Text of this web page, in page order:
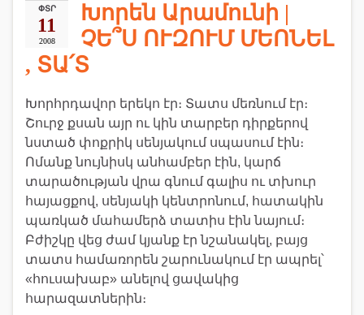
ՓՏՐ
11
2008
Խորեն Արամունի |
ՉԵ՞Ս ՈՒԶՈՒՄ ՄԵՈՆԵԼ
, ՏԱ՛Տ
Խորհրդավոր երեկո էր։ Տատս մեռնում էր։
Շուրջ քսան այր ու կին տարբեր դիրքերով
նստած փոքրիկ սենյակում սպասում էին։
Ոմանք նույնիսկ անհամբեր էին, կարճ
տարածության վրա գնում գալիս ու տխուր
հայացքով, սենյակի կենտրոնում, հատակին
պառկած մահամերձ տատիս էին նայում։
Բժիշկը վեց ժամ կյանք էր նշանակել, բայց
տատս համառորեն շարունակում էր ապրել՝
«հուսախաբ» անելով ցավակից
հարազատներին։